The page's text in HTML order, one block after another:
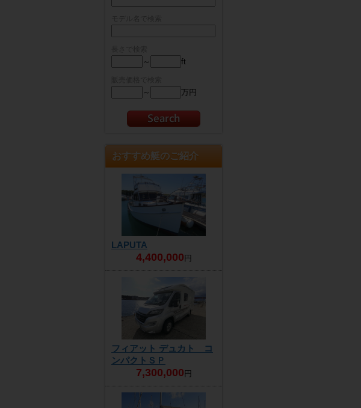
～ ft
～ 万円
おすすめ艇のご紹介
LAPUTA
4,400,000 円
フィアット デュカト コ
ンパクトＳＰ
7,300,000 円